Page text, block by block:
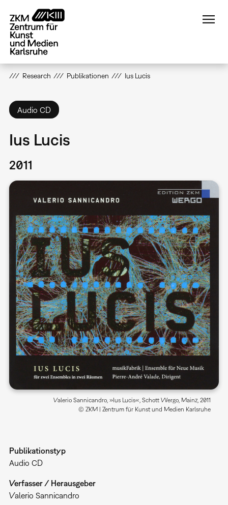
zum
Inhalt
Research Publikationen Ius Lucis
Audio CD
Ius Lucis
2011
Valerio Sannicandro, »Ius Lucis«, Schott Wergo, Mainz, 2011
© ZKM | Zentrum für Kunst und Medien Karlsruhe
Publikationstyp
Audio CD
Verfasser / Herausgeber
Valerio Sannicandro